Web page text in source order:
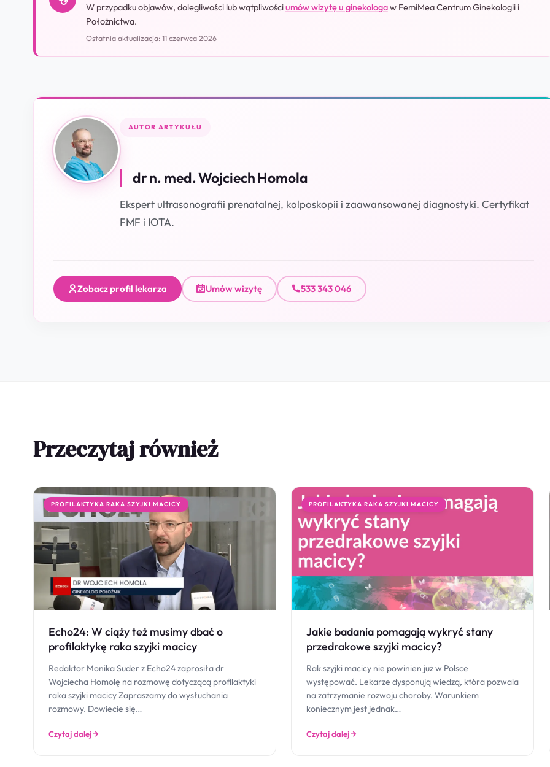
W przypadku objawów, dolegliwości lub wątpliwościumów wizytę u ginekologaw FemiMea Centrum Ginekologii i
Położnictwa.
Ostatnia aktualizacja: 11 czerwca 2026
AUTOR ARTYKUŁU
dr n. med. Wojciech Homola
Ekspert ultrasonografii prenatalnej, kolposkopii i zaawansowanej diagnostyki. Certyfikat
FMF i IOTA.
Zobacz profil lekarza Umów wizytę 533 343 046
Przeczytaj również
PROFILAKTYKA RAKA SZYJKI MACICY
Echo24: W ciąży też musimy dbać o
profilaktykę raka szyjki macicy
Redaktor Monika Suder z Echo24 zaprosiła dr
Wojciecha Homolę na rozmowę dotyczącą profilaktyki
raka szyjki macicy Zapraszamy do wysłuchania
rozmowy. Dowiecie się…
Czytaj dalej
PROFILAKTYKA RAKA SZYJKI MACICY
Jakie badania pomagają wykryć stany
przedrakowe szyjki macicy?
Rak szyjki macicy nie powinien już w Polsce
występować. Lekarze dysponują wiedzą, która pozwala
na zatrzymanie rozwoju choroby. Warunkiem
koniecznym jest jednak…
Czytaj dalej